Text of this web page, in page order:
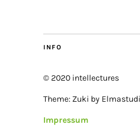
INFO
© 2020 intellectures
Theme: Zuki by
Impressum